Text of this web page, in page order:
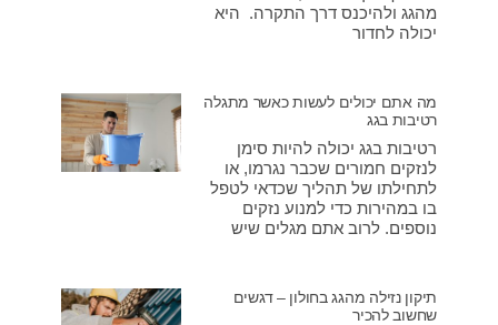
מהגג ולהיכנס דרך התקרה. היא
יכולה לחדור
מה אתם יכולים לעשות כאשר מתגלה
רטיבות בגג
רטיבות בגג יכולה להיות סימן
לנזקים חמורים שכבר נגרמו, או
לתחילתו של תהליך שכדאי לטפל
בו במהירות כדי למנוע נזקים
נוספים. לרוב אתם מגלים שיש
תיקון נזילה מהגג בחולון – דגשים
שחשוב להכיר